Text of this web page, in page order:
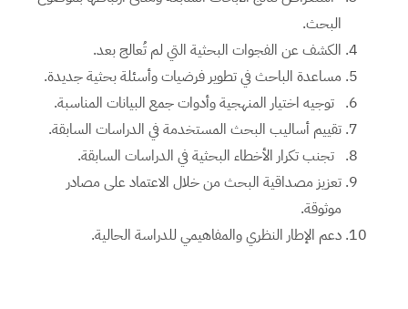
البحث.
الكشف عن الفجوات البحثية التي لم تُعالج بعد.
مساعدة الباحث في تطوير فرضيات وأسئلة بحثية جديدة.
توجيه اختيار المنهجية وأدوات جمع البيانات المناسبة.
تقييم أساليب البحث المستخدمة في الدراسات السابقة.
تجنب تكرار الأخطاء البحثية في الدراسات السابقة.
تعزيز مصداقية البحث من خلال الاعتماد على مصادر
موثوقة.
دعم الإطار النظري والمفاهيمي للدراسة الحالية.